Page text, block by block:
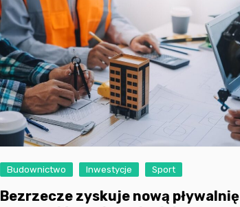
Budownictwo Inwestycje Sport
Bezrzecze zyskuje nową pływalnię